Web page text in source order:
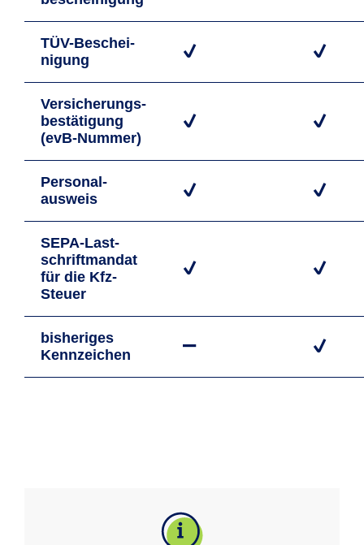
TÜV-Beschei­
nigung
Versicherungs­
bestätigung
(evB-Nummer)
Personal­
ausweis
SEPA-Last­
schrift­mandat
für die Kfz-
Steuer
bisheriges
Kennzeichen